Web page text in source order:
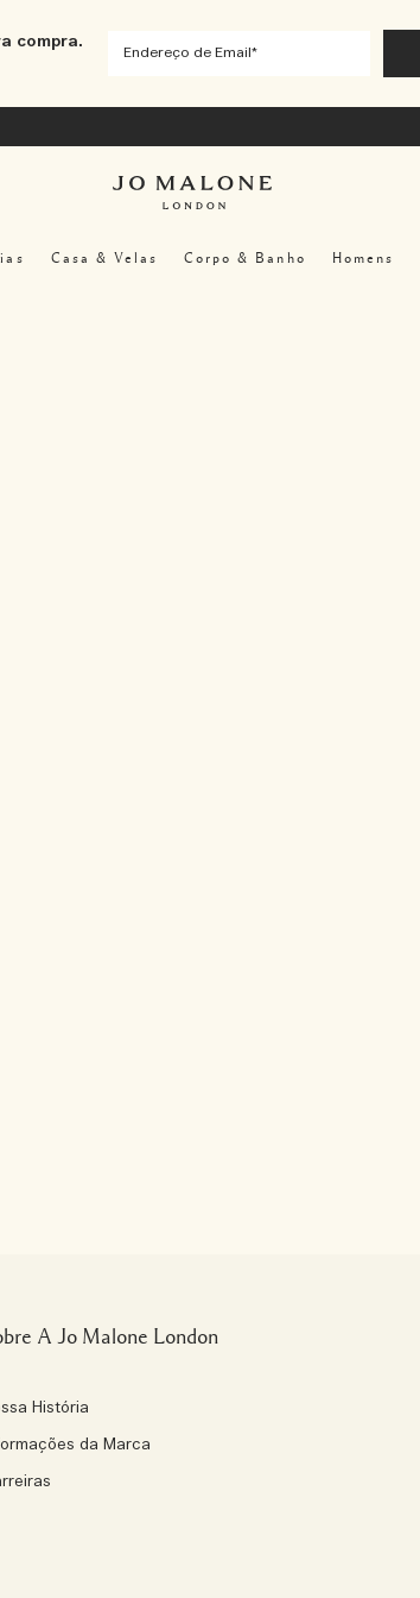
compra.
Casa & Velas Corpo & Banho Homens
A Jo Malone London
História
da Marca